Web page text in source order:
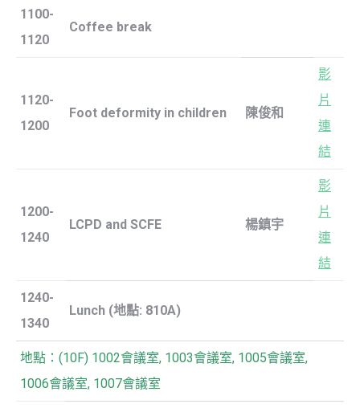
1100-
1120
Coffee break
1120-
1200
Foot deformity in children 陳俊和
影
片
連
結
1200-
1240
LCPD and SCFE 楊鎮宇
影
片
連
結
1240-
1340
Lunch (地點: 810A)
地點：(10F) 1002會議室, 1003會議室, 1005會議室,
1006會議室, 1007會議室